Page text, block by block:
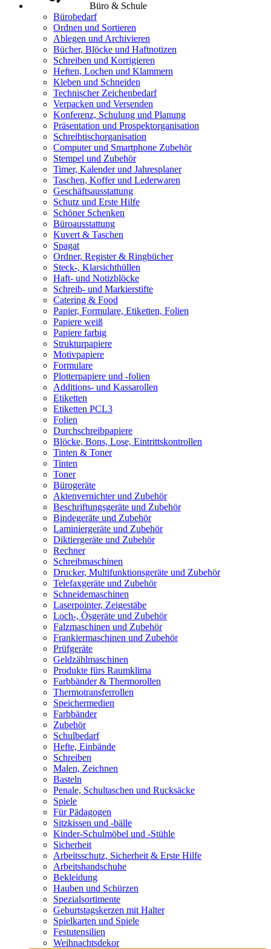
Büro & Schule
Bürobedarf
Ordnen und Sortieren
Ablegen und Archivieren
Bücher, Blöcke und Haftnotizen
Schreiben und Korrigieren
Heften, Lochen und Klammern
Kleben und Schneiden
Technischer Zeichenbedarf
Verpacken und Versenden
Konferenz, Schulung und Planung
Präsentation und Prospektorganisation
Schreibtischorganisation
Computer und Smartphone Zubehör
Stempel und Zubehör
Timer, Kalender und Jahresplaner
Taschen, Koffer und Lederwaren
Geschäftsausstattung
Schutz und Erste Hilfe
Schöner Schenken
Büroausstattung
Kuvert & Taschen
Spagat
Ordner, Register & Ringbücher
Steck-, Klarsichthüllen
Haft- und Notizblöcke
Schreib- und Markierstifte
Catering & Food
Papier, Formulare, Etiketten, Folien
Papiere weiß
Papiere farbig
Strukturpapiere
Motivpapiere
Formulare
Plotterpapiere und -folien
Additions- und Kassarollen
Etiketten
Etiketten PCL3
Folien
Durchschreibpapiere
Blöcke, Bons, Lose, Eintrittskontrollen
Tinten & Toner
Tinten
Toner
Bürogeräte
Aktenvernichter und Zubehör
Beschriftungsgeräte und Zubehör
Bindegeräte und Zubehör
Laminiergeräte und Zubehör
Diktiergeräte und Zubehör
Rechner
Schreibmaschinen
Drucker, Multifunktionsgeräte und Zubehör
Telefaxgeräte und Zubehör
Schneidemaschinen
Laserpointer, Zeigestäbe
Loch-, Ösgeräte und Zubehör
Falzmaschinen und Zubehör
Frankiermaschinen und Zubehör
Prüfgeräte
Geldzählmaschinen
Produkte fürs Raumklima
Farbbänder & Thermorollen
Thermotransferrollen
Speichermedien
Farbbänder
Zubehör
Schulbedarf
Hefte, Einbände
Schreiben
Malen, Zeichnen
Basteln
Penale, Schultaschen und Rucksäcke
Spiele
Für Pädagogen
Sitzkissen und -bälle
Kinder-Schulmöbel und -Stühle
Sicherheit
Arbeitsschutz, Sicherheit & Erste Hilfe
Arbeitshandschuhe
Bekleidung
Hauben und Schürzen
Spezialsortimente
Geburtstagskerzen mit Halter
Spielkarten und Spiele
Festutensilien
Weihnachtsdekor